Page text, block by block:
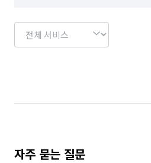
자주 묻는 질문